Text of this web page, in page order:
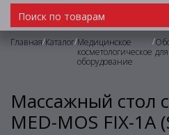
Главная/Каталог/Медицинское
косметологическое
оборудование
/
Массажный стол
MED-MOS FIX-1A